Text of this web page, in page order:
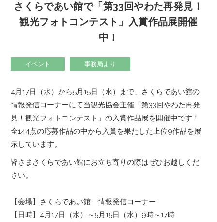
さくらであい館で「第33回やわた再発見！
観光フォトコンテスト」入賞作品展開催
中！
イベント 事務局より
4月17日（水）から5月15日（水）まで、さくらであい館の
情報発信コーナーにて当観光協会主催「第33回やわた再発
見！観光フォトコンテスト」の入賞作品展を開催中です！
‪全144点の応募作品の中から入賞を果たした上位9作品を展
示しています。
皆さまさくらであい館にお立ち寄りの際はぜひお越しくだ
さい。
‪【会場】さくらであい館 情報発信コーナー
‪【日時】4月17日（水）～5月15日（水）9時～17時